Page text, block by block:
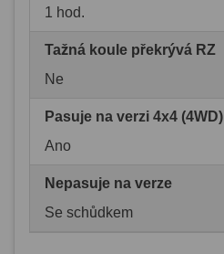
1 hod.
Tažná koule překrývá RZ
Ne
Pasuje na verzi 4x4 (4WD)
Ano
Nepasuje na verze
Se schůdkem